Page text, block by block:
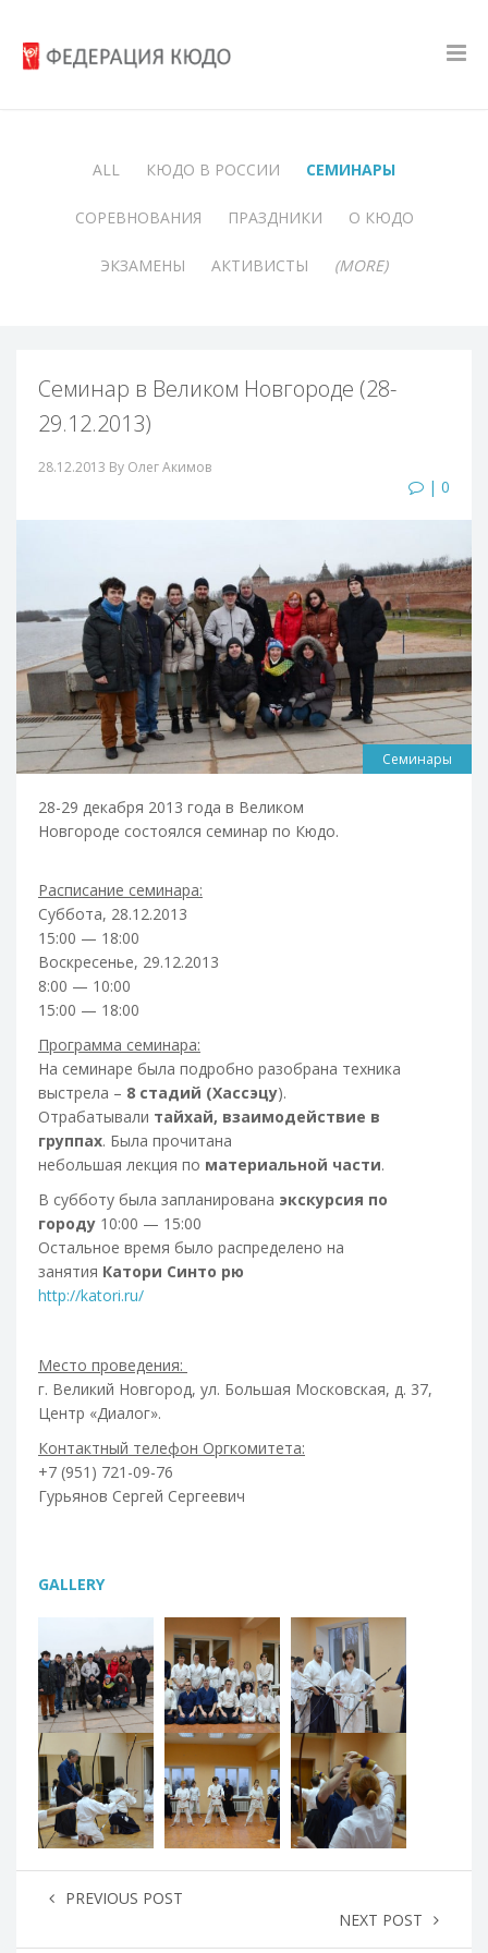
ALL КЮДО В РОССИИ СЕМИНАРЫ
СОРЕВНОВАНИЯ ПРАЗДНИКИ О КЮДО
ЭКЗАМЕНЫ АКТИВИСТЫ (MORE)
Семинар в Великом Новгороде (28-
29.12.2013)
28.12.2013 By Олег Акимов
| 0
Семинары
28-29 декабря 2013 года в Великом
Новгороде состоялся семинар по Кюдо.
Расписание семинара:
Суббота, 28.12.2013
15:00 — 18:00
Воскресенье, 29.12.2013
8:00 — 10:00
15:00 — 18:00
Программа семинара:
На семинаре была подробно разобрана техника
выстрела – 8 стадий (Хассэцу).
Отрабатывали тайхай, взаимодействие в
группах. Была прочитана
небольшая лекция по материальной части.
В субботу была запланирована экскурсия по
городу 10:00 — 15:00
Остальное время было распределено на
занятия Катори Синто рю
http://katori.ru/
Место проведения:
г. Великий Новгород, ул. Большая Московская, д. 37,
Центр «Диалог».
Контактный телефон Оргкомитета:
+7 (951) 721-09-76
Гурьянов Сергей Сергеевич
GALLERY
PREVIOUS POST
NEXT POST